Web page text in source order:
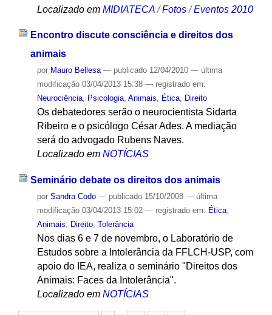
Localizado em MIDIATECA /Fotos /Eventos 2010
Encontro discute consciência e direitos dos
animais
por Mauro Bellesa — publicado12/04/2010 — última
modificação03/04/2013 15:38 — registrado em:
Neurociência, Psicologia, Animais, Ética, Direito
Os debatedores serão o neurocientista Sidarta
Ribeiro e o psicólogo César Ades. A mediação
será do advogado Rubens Naves.
Localizado em NOTÍCIAS
Seminário debate os direitos dos animais
por Sandra Codo — publicado15/10/2008 — última
modificação03/04/2013 15:02 — registrado em: Ética,
Animais, Direito, Tolerância
Nos dias 6 e 7 de novembro, o Laboratório de
Estudos sobre a Intolerância da FFLCH-USP, com
apoio do IEA, realiza o seminário "Direitos dos
Animais: Faces da Intolerância".
Localizado em NOTÍCIAS